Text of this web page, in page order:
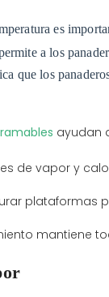
es
a los
que los
ayudan
de vapor y
plataformas
mantiene